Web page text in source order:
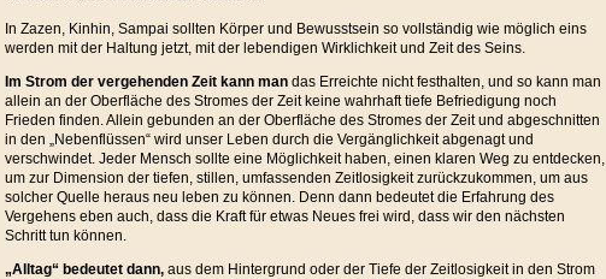
In Zazen, Kinhin, Sampai sollten Körper und Bewusstsein so vollständig wie möglich eins
werden mit der Haltung jetzt, mit der lebendigen Wirklichkeit und Zeit des Seins.
Im Strom der vergehenden Zeit kann man das Erreichte nicht festhalten, und so kann man
allein an der Oberfläche des Stromes der Zeit keine wahrhaft tiefe Befriedigung noch
Frieden finden. Allein gebunden an der Oberfläche des Stromes der Zeit und abgeschnitten
in den „Nebenflüssen“ wird unser Leben durch die Vergänglichkeit abgenagt und
verschwindet. Jeder Mensch sollte eine Möglichkeit haben, einen klaren Weg zu entdecken,
um zur Dimension der tiefen, stillen, umfassenden Zeitlosigkeit zurückzukommen, um aus
solcher Quelle heraus neu leben zu können. Denn dann bedeutet die Erfahrung des
Vergehens eben auch, dass die Kraft für etwas Neues frei wird, dass wir den nächsten
Schritt tun können.
„Alltag“ bedeutet dann, aus dem Hintergrund oder der Tiefe der Zeitlosigkeit in den Strom